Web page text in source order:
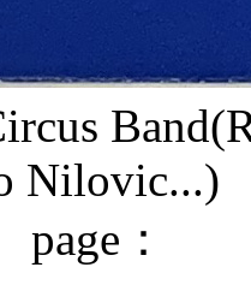
Nilovic...)
：